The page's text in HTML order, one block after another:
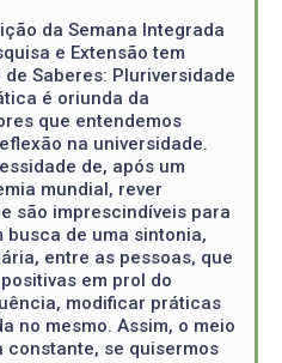
da Semana Integrada
e Extensão tem
Saberes: Pluriversidade
é oriunda da
que entendemos
na universidade.
de, após um
mundial, rever
são imprescindíveis para
busca de uma sintonia,
entre as pessoas, que
em prol do
modificar práticas
no mesmo. Assim, o meio
constante, se quisermos